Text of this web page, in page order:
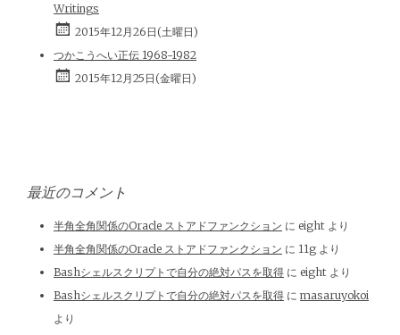
Writings
2015年12月26日(土曜日)
つかこうへい正伝 1968-1982
2015年12月25日(金曜日)
最近のコメント
半角全角関係のOracle ストアドファンクション に eight より
半角全角関係のOracle ストアドファンクション に 11g より
Bashシェルスクリプトで自分の絶対パスを取得 に eight より
Bashシェルスクリプトで自分の絶対パスを取得 に masaruyokoi
より